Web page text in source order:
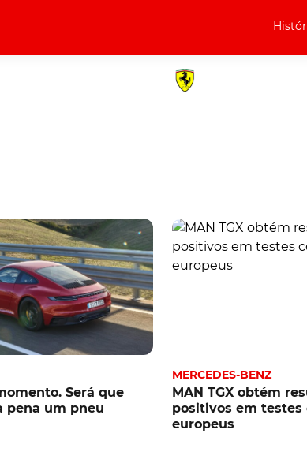
Será que
pena um pneu
MERCEDES-BENZ
MAN TGX obtém
positivos em testes
europeus